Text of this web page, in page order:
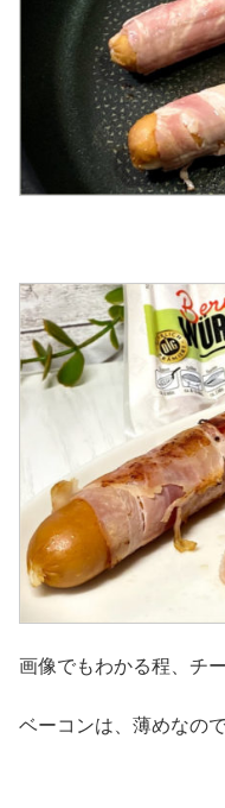
画像でもわかる程、チ
ベーコンは、薄めなの